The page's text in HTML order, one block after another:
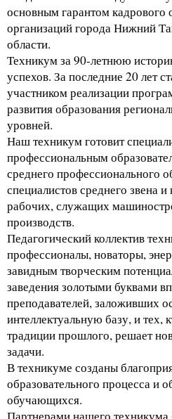
основным гарантом кадрового
организаций города Нижний
области.
Техникум за 90-летнюю
успехов. За последние 20 лет
участником реализации
развития образования
уровней.
Наш техникум готовит
профессиональным
среднего профессионального
специалистов среднего звена
рабочих, служащих
производств.
Педагогический коллектив
профессионалы, новаторы,
завидным творческим
заведения золотыми буквами
преподавателей, заложивших
интеллектуальную базу, и тех,
традиции прошлого, решает
задачи.
В техникуме созданы
образовательного процесса и
обучающихся.